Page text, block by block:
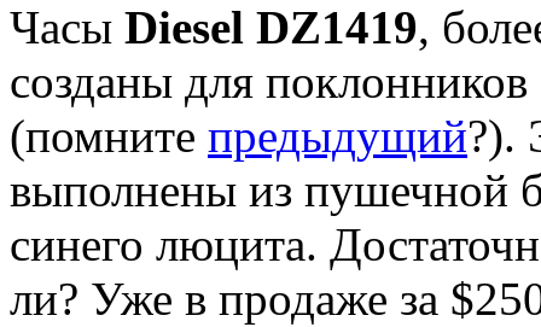
Часы Diesel DZ1419,
созданы для
(помните предыдущий?).
выполнены из пушечной
синего люцита.
ли? Уже в продаже за